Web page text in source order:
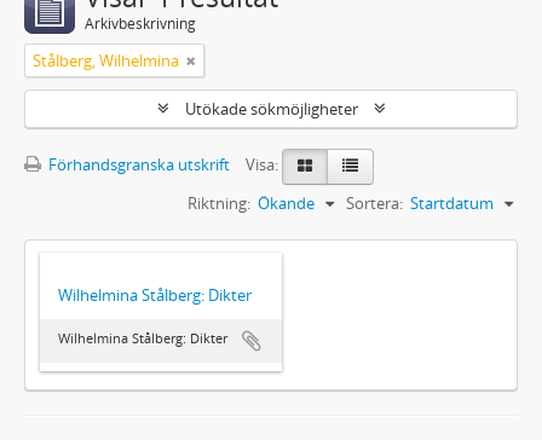
Arkivbeskrivning
Stålberg, Wilhelmina
Utökade sökmöjligheter
Förhandsgranska utskrift
Visa:
Sortera: Startdatum
Riktning: Ökande
Wilhelmina Stålberg: Dikter
Wilhelmina Stålberg: Dikter